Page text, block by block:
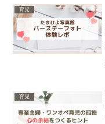
育児
育児